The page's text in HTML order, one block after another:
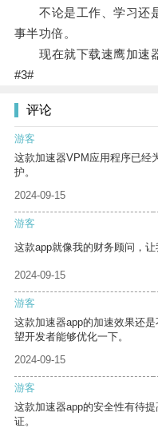
不论是工作、学习还是
事半功倍。
现在就下载速鹰加速器
#3#
评论
游客
这款加速器VPM应用程序已经
护。
2024-09-15
游客
这款app就像我的财务顾问，让
2024-09-15
游客
这款加速器app的加速效果还
望开发者能够优化一下。
2024-09-15
游客
这款加速器app的安全性有待
证。